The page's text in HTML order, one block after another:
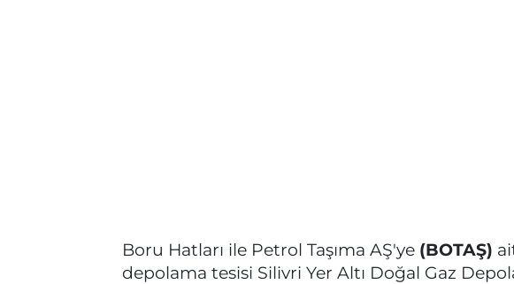
Boru Hatları ile Petrol Taşıma AŞ'ye (BOTAŞ)
depolama tesisi Silivri Yer Altı Doğal Gaz